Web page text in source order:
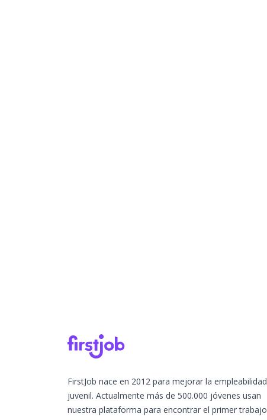
FirstJob nace en 2012 para mejorar la empleabilidad
juvenil. Actualmente más de 500.000 jóvenes usan
nuestra plataforma para encontrar el primer trabajo